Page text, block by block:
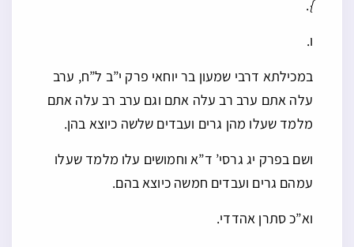
}
.
ו.
במכילתא דרבי שמעון בר יוחאי פרק י”ב ל”ח, ערב
עלה אתם ערב רב עלה אתם וגם ערב רב עלה אתם
מלמד שעלו מהן גרים ועבדים שלשה כיוצא בהן.
ושם בפרק יג גרסי’ ד”א וחמושים עלו מלמד שעלו
עמהם גרים ועבדים חמשה כיוצא בהם.
וא”כ סתרן אהדדי.